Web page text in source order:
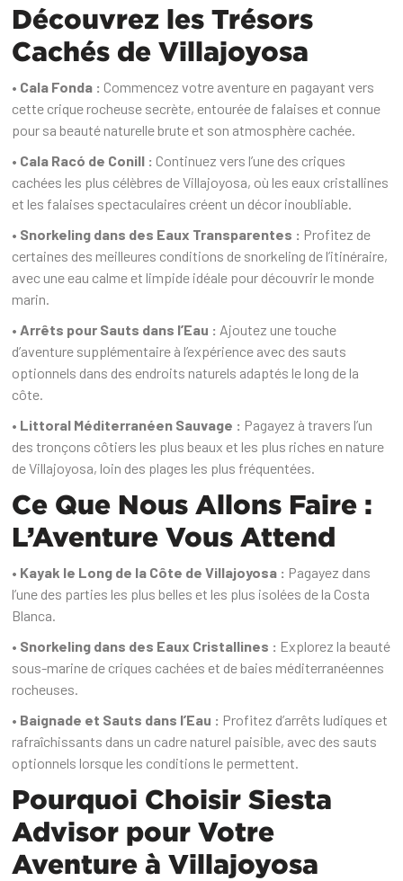
Découvrez les Trésors
Cachés de Villajoyosa
• Cala Fonda : Commencez votre aventure en pagayant vers
cette crique rocheuse secrète, entourée de falaises et connue
pour sa beauté naturelle brute et son atmosphère cachée.
• Cala Racó de Conill : Continuez vers l’une des criques
cachées les plus célèbres de Villajoyosa, où les eaux cristallines
et les falaises spectaculaires créent un décor inoubliable.
• Snorkeling dans des Eaux Transparentes : Profitez de
certaines des meilleures conditions de snorkeling de l’itinéraire,
avec une eau calme et limpide idéale pour découvrir le monde
marin.
• Arrêts pour Sauts dans l’Eau : Ajoutez une touche
d’aventure supplémentaire à l’expérience avec des sauts
optionnels dans des endroits naturels adaptés le long de la
côte.
• Littoral Méditerranéen Sauvage : Pagayez à travers l’un
des tronçons côtiers les plus beaux et les plus riches en nature
de Villajoyosa, loin des plages les plus fréquentées.
Ce Que Nous Allons Faire :
L’Aventure Vous Attend
• Kayak le Long de la Côte de Villajoyosa : Pagayez dans
l’une des parties les plus belles et les plus isolées de la Costa
Blanca.
• Snorkeling dans des Eaux Cristallines : Explorez la beauté
sous-marine de criques cachées et de baies méditerranéennes
rocheuses.
• Baignade et Sauts dans l’Eau : Profitez d’arrêts ludiques et
rafraîchissants dans un cadre naturel paisible, avec des sauts
optionnels lorsque les conditions le permettent.
Pourquoi Choisir Siesta
Advisor pour Votre
Aventure à Villajoyosa